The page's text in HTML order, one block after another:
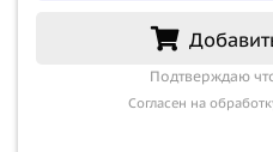
Подтверждаю
Согласен на